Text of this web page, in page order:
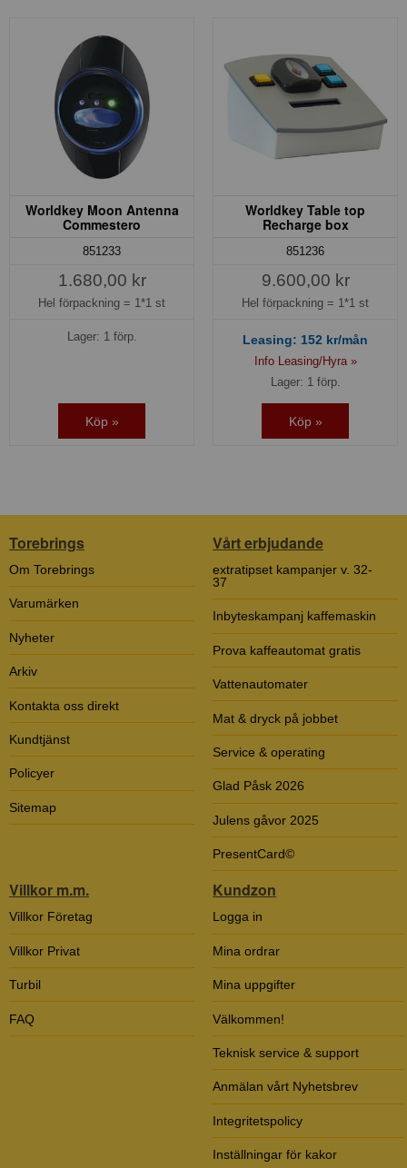
Worldkey Moon Antenna
Commestero
851233
1.680,00 kr
Hel förpackning = 1*1 st
Lager: 1 förp.
Köp »
Worldkey Table top
Recharge box
851236
9.600,00 kr
Hel förpackning = 1*1 st
Leasing: 152 kr/mån
Info Leasing/Hyra »
Lager: 1 förp.
Köp »
Torebrings
Om Torebrings
Varumärken
Nyheter
Arkiv
Kontakta oss direkt
Kundtjänst
Policyer
Sitemap
Vårt erbjudande
extratipset kampanjer v. 32-
37
Inbyteskampanj kaffemaskin
Prova kaffeautomat gratis
Vattenautomater
Mat & dryck på jobbet
Service & operating
Glad Påsk 2026
Julens gåvor 2025
PresentCard©
Villkor m.m.
Villkor Företag
Villkor Privat
Turbil
FAQ
Kundzon
Logga in
Mina ordrar
Mina uppgifter
Välkommen!
Teknisk service & support
Anmälan vårt Nyhetsbrev
Integritetspolicy
Inställningar för kakor